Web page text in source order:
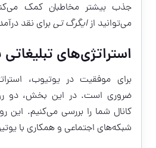
جذب بیشتر مخاطبان کمک
می‌توانید ازایگرگ تیبرای نقد
استراتژی‌های تبلیغاتی
برای موفقیت در یوتیوب،
ضروری است. در این بخش، دو
کانال شما را بررسی می‌کنیم. این
شبکه‌های اجتماعی و همکاری با